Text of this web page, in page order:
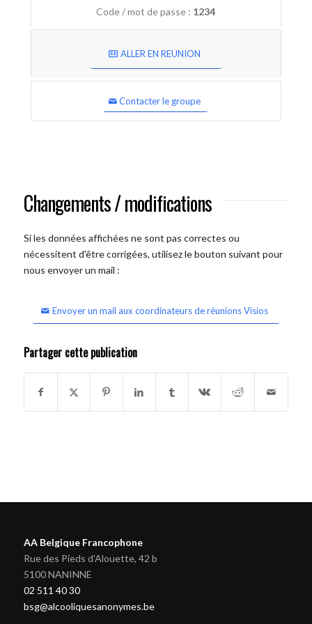
Code / mot de passe : 1234
ALLER EN REUNION
Contacter le groupe
Changements / modifications
Si les données affichées ne sont pas correctes ou
nécessitent d'être corrigées, utilisez le bouton suivant pour
nous envoyer un mail :
Envoyer un mail aux coordinateurs de réunions Visios
Partager cette publication
AA Belgique Francophone
Rue des Pieds d'Alouette, 42 b
5100 NANINNE
02 511 40 30
bsg@alcooliquesanonymes.be